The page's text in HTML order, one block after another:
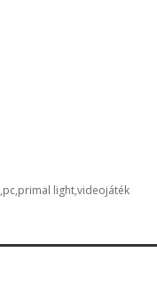
pc primal lightvideojáték